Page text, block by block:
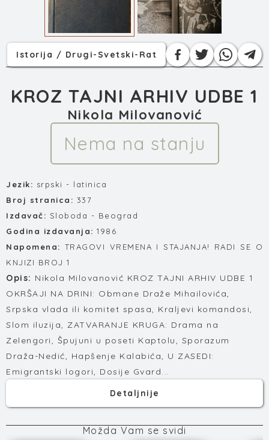
Istorija / Drugi-Svetski-Rat
KROZ TAJNI ARHIV UDBE 1
Nikola Milovanović
Nema na stanju
Jezik: srpski - latinica
Broj stranica: 337
Izdavač: Sloboda - Beograd
Godina izdavanja: 1986
Napomena: TRAGOVI VREMENA I STAJANJA! RADI SE O
KNJIZI BROJ 1
Opis: Nikola Milovanović KROZ TAJNI ARHIV UDBE 1
OKRŠAJI NA DRINI: Obmane Draže Mihailovića,
Srpska vlada ili komitet spasa, Kraljevi komandosi,
Slom iluzija, ZATVARANJE KRUGA: Drama na
Zelengori, Špujuni u poseti Kaptolu, Sporazum
Draža-Nedić, Hapšenje Kalabića, U ZASEDI:
Emigrantski logori, Dosije Gvard...
Detaljnije
Možda Vam se svidi